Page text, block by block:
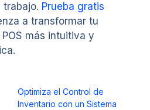
trabajo. Prueba gratis
a transformar tu
más intuitiva y
Optimiza el Control de
Inventario con un Sistema